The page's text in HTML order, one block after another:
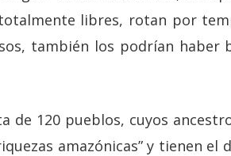
libres, rotan por
también los podrían haber
de 120 pueblos, cuyos
amazónicas” y tienen el